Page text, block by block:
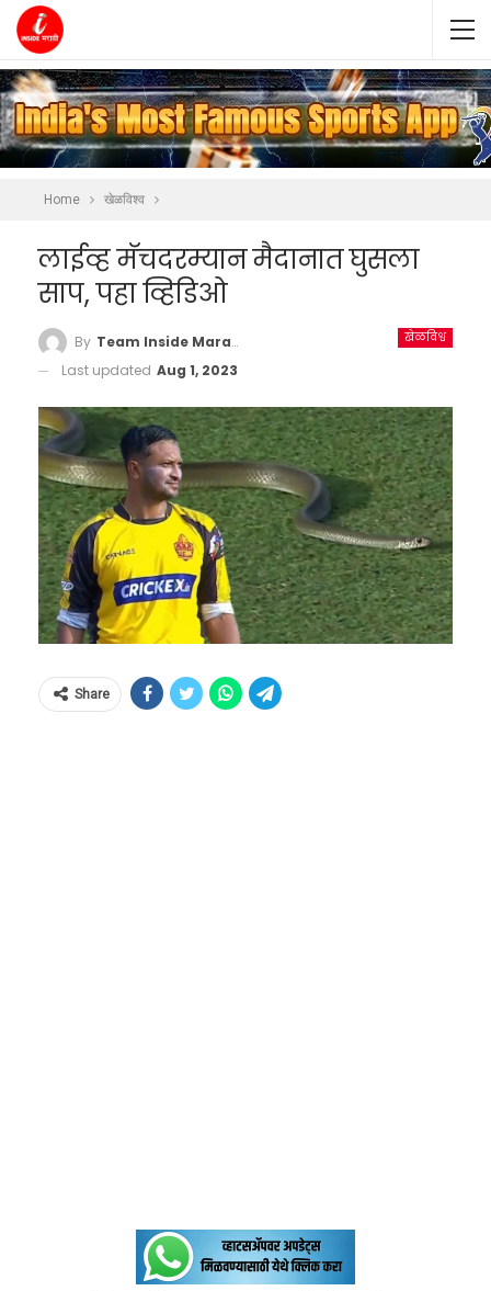
Home खेळविश्व
लाईव्ह मॅचदरम्यान मैदानात घुसला
साप, पहा व्हिडिओ
खेळविश्व
By Team Inside Marathi
Last updated Aug 1, 2023
Share